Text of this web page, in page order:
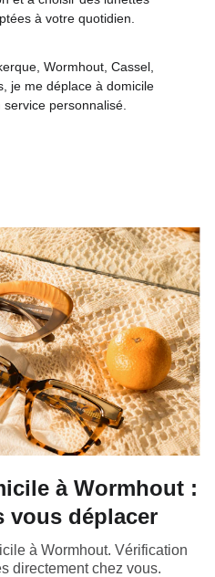
à votre quotidien.
Wormhout, Cassel,
je me déplace à domicile
personnalisé.
à Wormhout :
vous déplacer
à Wormhout. Vérification
directement chez vous.